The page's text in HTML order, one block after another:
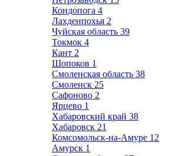
Кондопога 4
Лахденпохья 2
Чуйская область 39
Токмок 4
Кант 2
Шопоков 1
Смоленская область 38
Смоленск 25
Сафоново 2
Ярцево 1
Хабаровский край 38
Хабаровск 21
Комсомольск-на-Амуре 12
Амурск 1